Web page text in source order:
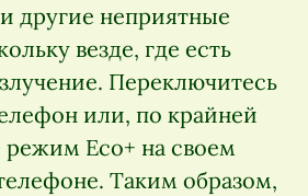
другие неприятные
везде, где есть
Переключитесь
или, по крайней
Eco+ на своем
Таким образом,